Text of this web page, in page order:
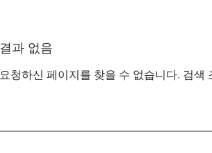
결과 없음
요청하신 페이지를 찾을 수 없습니다. 검